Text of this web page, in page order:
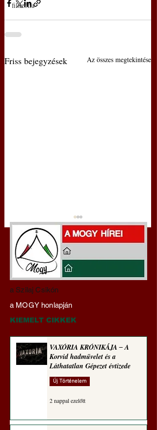
filozófia
Friss bejegyzések Az összes megtekintése
Darai Lajos:
Naplóbölcsességeim
(2023)
a Szilaj Csikón
a MOGY honlapján
KIEMELT CIKKEK
VAXÓRIA KRÓNIKÁJA ‒ A
Korvid hadművelet és a
Láthatatlan Gépezet évtizede
Új Történelem
2 nappal ezelőtt